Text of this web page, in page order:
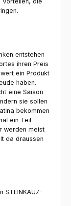
entstehen
ihren Preis
ein Produkt
haben.
eine Saison
sie sollen
bekommen
ein Teil
werden meist
da draussen
STEINKAUZ-